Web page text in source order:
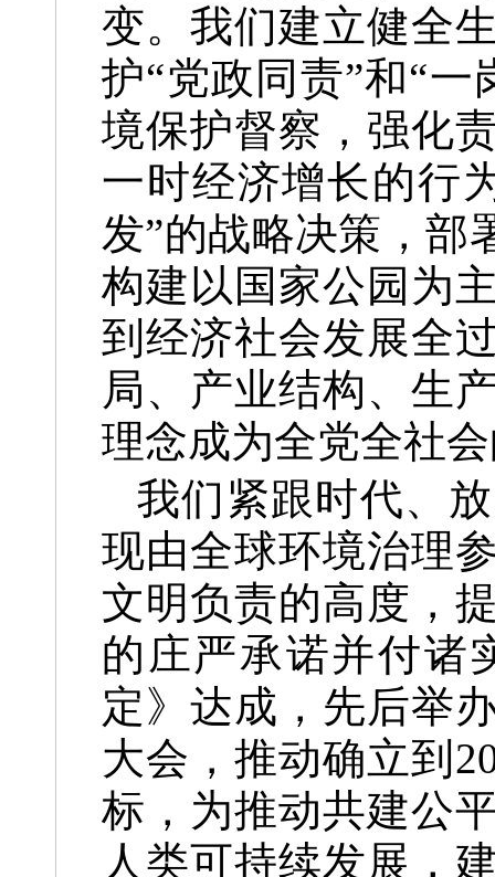
变。我们建立健全
护“党政同责”和“
境保护督察，强化
一时经济增长的行
发”的战略决策，部
构建以国家公园为
到经济社会发展全
局、产业结构、生
理念成为全党全社
我们紧跟时代、
现由全球环境治理
文明负责的高度，
的庄严承诺并付诸
定》达成，先后举
大会，推动确立到
标，为推动共建公
人类可持续发展，